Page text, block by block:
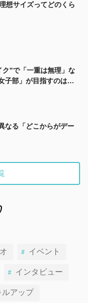
想サイズってどのくら
”で「一重は無理」な
子部」が目指すのは、
なる「どこからがデー
イベント
インタビュー
ルアップ